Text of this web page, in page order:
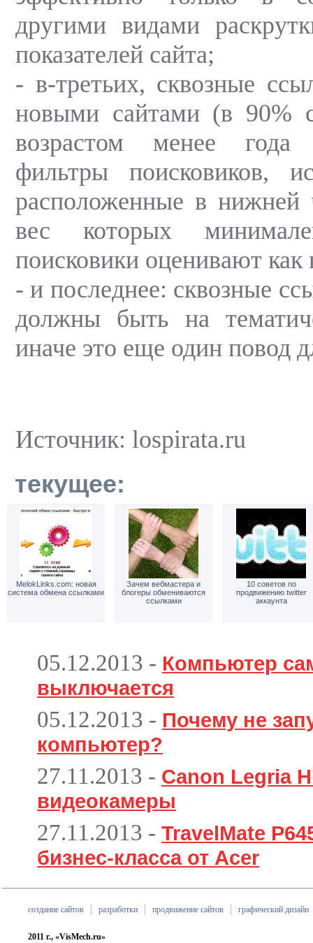
другими видами
показателей сайта;
- в-третьих, сквозные
новыми сайтами (в 90%
возрастом менее
фильтры поисковиков,
расположенные в нижней
вес которых
поисковики оценивают как
- и последнее: сквозные
должны быть на
иначе это еще один повод
Источник: lospirata.ru
текущее:
MelokLinks.com: новая
система обмена ссылками
Зачем вебмастера и
блогеры обмениваются
ссылками
10 советов по
продвижению twitter
аккаунта
05.12.2013 - Компьютер
выключается
05.12.2013 - Почему не
компьютер?
27.11.2013 - Canon Legria
видеокамеры
27.11.2013 - TravelMate
бизнес-класса от Acer
создание сайтов разработки продвижение сайтов графический дизайн
2011 г., «VisMech.ru»